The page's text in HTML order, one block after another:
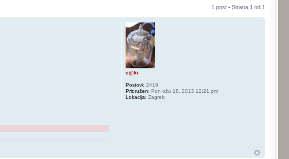
1 post • Strana 1 od 1
s@ki
Postovi: 2415
Pridružen: Pon ožu 18, 2013 12:21 pm
Lokacija: Zagreb